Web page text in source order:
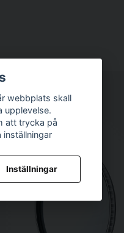
webbplats skall
upplevelse.
att trycka på
inställningar
Inställningar